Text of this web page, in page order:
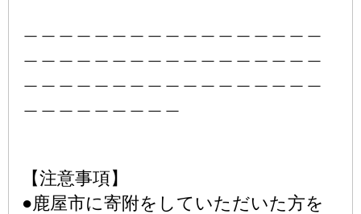
【注意事項】
●鹿屋市に寄附をしていただいた方を